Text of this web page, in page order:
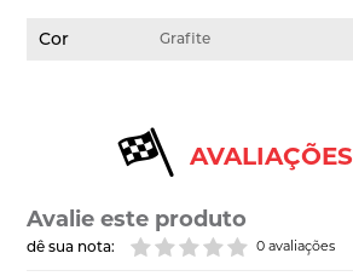
Cor Grafite
AVALIAÇÕES
Avalie este produto
0 avaliações
dê sua nota: